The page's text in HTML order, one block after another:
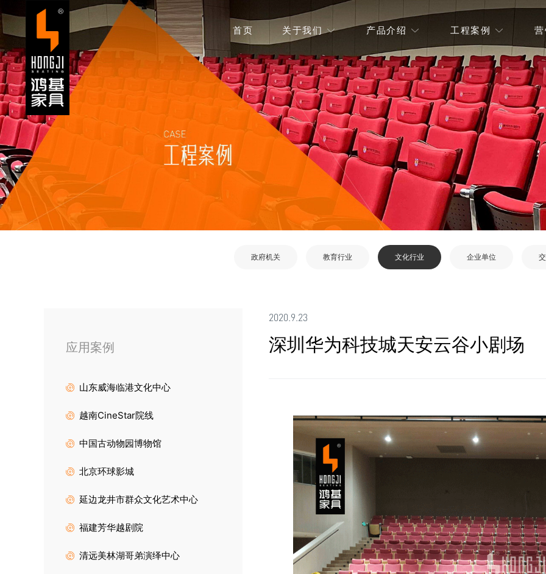
首页 关于我们 产品介绍 工程案例
政府机关 教育行业 文化行业 企业单位
2020.9.23
深圳华为科技城天安云谷小剧场
应用案例
山东威海临港文化中心
越南CineStar院线
中国古动物园博物馆
北京环球影城
延边龙井市群众文化艺术中心
福建芳华越剧院
清远美林湖哥弟演绎中心